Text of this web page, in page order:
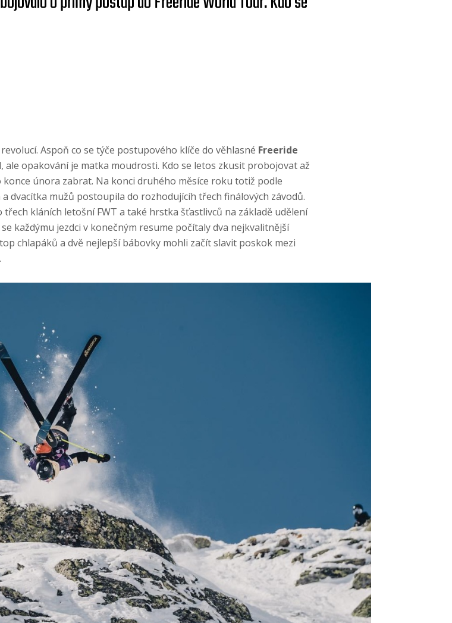
Aspoň co se týče postupového klíče do věhlasné Freeride
ale opakování je matka moudrosti. Kdo se letos zkusit probojovat až
února zabrat. Na konci druhého měsíce roku totiž podle
dvacítka mužů postoupila do rozhodujícíh třech finálových závodů.
kláních letošní FWT a také hrstka šťastlivců na základě udělení
každýmu jezdci v konečným resume počítaly dva nejkvalitnější
chlapáků a dvě nejlepší bábovky mohli začít slavit poskok mezi